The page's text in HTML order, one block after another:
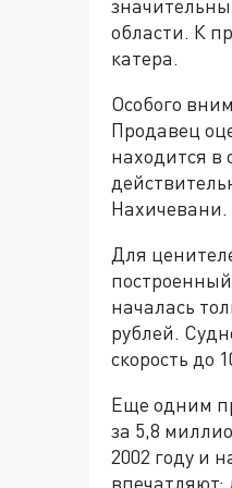
области. К
катера.
Особого
Продавец
находится в
Нахичевани.
Для
началась
рублей.
скорость до
Еще одним
за 5,8
2002 году и
впечатляют: